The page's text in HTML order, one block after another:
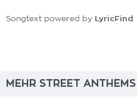
Songtext powered by LyricFind
MEHR STREET